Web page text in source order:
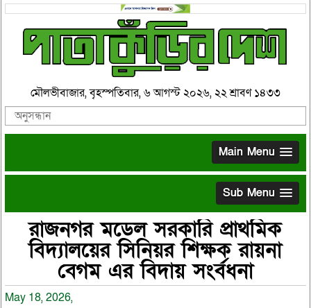
মৌলভীবাজার, বৃহস্পতিবার, ৬ আগস্ট ২০২৬, ২২ শ্রাবণ ১৪৩৩
Main Menu
Sub Menu
রাজনগর মডেল সরকারি প্রাথমিক
বিদ্যালয়ের সিনিয়র শিক্ষক রায়না
বেগম এর বিদায় সংর্বধনা
May 18, 2026,